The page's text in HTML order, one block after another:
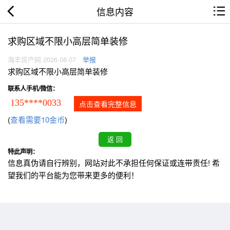
信息内容
求购区域不限小高层简单装修
海丰房产网 2026.08.07 举报
求购区域不限小高层简单装修
联系人手机/微信：
135****0033 点击查看完整信息
(查看需要10金币)
特此声明：
信息真伪请自行辨别，网站对此不承担任何保证或连带责任! 希
望我们的平台能为您带来更多的便利！